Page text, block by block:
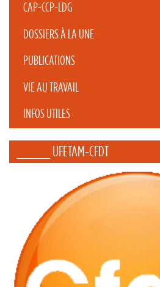
CAP-CCP-LDG
DOSSIERS À LA UNE
PUBLICATIONS
VIE AU TRAVAIL
INFOS UTILES
_____ UFETAM-CFDT